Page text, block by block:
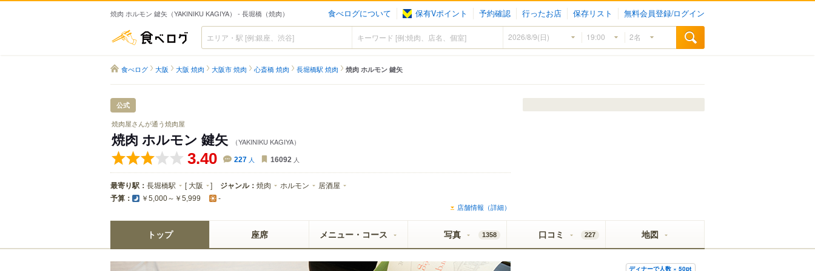
焼肉 ホルモン 鍵矢（YAKINIKU KAGIYA） - 長堀橋（焼肉） 食べログについて 保有Vポイント 予約確認 行ったお店 保存リスト 無料会員登録/ログイン
食べログ
食べログ 大阪 大阪 焼肉 大阪市 焼肉 心斎橋 焼肉 長堀橋駅 焼肉 焼肉 ホルモン 鍵矢
公式
焼肉屋さんが通う焼肉屋
焼肉 ホルモン 鍵矢 （YAKINIKU KAGIYA）
3.40 227 人 16092 人
最寄り駅： 長堀橋駅 [ 大阪 ] ジャンル： 焼肉 ホルモン 居酒屋
予算： ￥5,000～￥5,999 -
店舗情報（詳細）
トップ 座席 メニュー・コース 写真 1358 口コミ 227 地図
ディナーで人数 × 50pt